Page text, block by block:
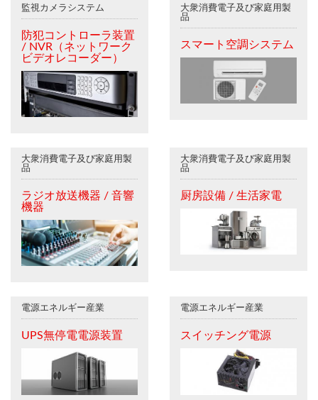
監視カメラシステム
防犯コントローラ装置
/ NVR（ネットワーク
ビデオレコーダー）
大衆消費電子及び家庭用製
品
スマート空調システム
大衆消費電子及び家庭用製
品
ラジオ放送機器 / 音響
機器
大衆消費電子及び家庭用製
品
厨房設備 / 生活家電
電源エネルギー産業
UPS無停電電源装置
電源エネルギー産業
スイッチング電源